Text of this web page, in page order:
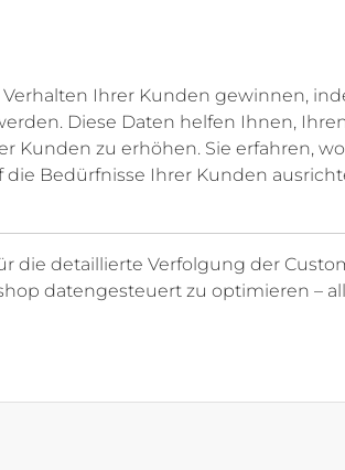
Ihrer Kunden gewinnen,
Diese Daten helfen Ihnen,
Kunden zu erhöhen. Sie erfahren,
Bedürfnisse Ihrer Kunden
die detaillierte Verfolgung der
datengesteuert zu optimieren –